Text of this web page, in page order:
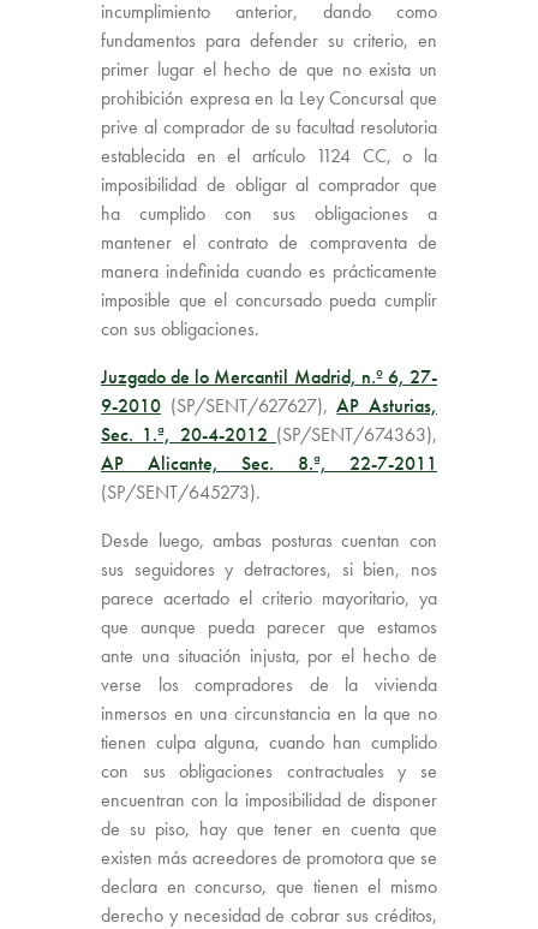
incumplimiento anterior, dando como
fundamentos para defender su criterio, en
primer lugar el hecho de que no exista un
prohibición expresa en la Ley Concursal que
prive al comprador de su facultad resolutoria
establecida en el artículo 1124 CC, o la
imposibilidad de obligar al comprador que
ha cumplido con sus obligaciones a
mantener el contrato de compraventa de
manera indefinida cuando es prácticamente
imposible que el concursado pueda cumplir
con sus obligaciones.
Juzgado de lo Mercantil Madrid, n.º 6, 27-
9-2010 (SP/SENT/627627),AP Asturias,
Sec. 1.ª, 20-4-2012 (SP/SENT/674363),
AP Alicante, Sec. 8.ª, 22-7-2011
(SP/SENT/645273).
Desde luego, ambas posturas cuentan con
sus seguidores y detractores, si bien, nos
parece acertado el criterio mayoritario, ya
que aunque pueda parecer que estamos
ante una situación injusta, por el hecho de
verse los compradores de la vivienda
inmersos en una circunstancia en la que no
tienen culpa alguna, cuando han cumplido
con sus obligaciones contractuales y se
encuentran con la imposibilidad de disponer
de su piso, hay que tener en cuenta que
existen más acreedores de promotora que se
declara en concurso, que tienen el mismo
derecho y necesidad de cobrar sus créditos,